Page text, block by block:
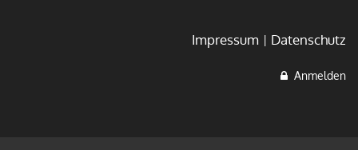
Impressum Datenschutz
Anmelden